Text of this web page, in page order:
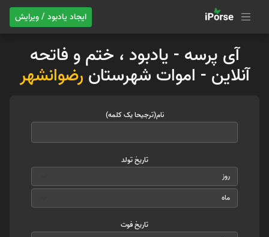
ایجاد یادبود / ویرایش
آی پرسه - یادبود ، ختم و فاتحه
آنلاین - اموات شهرستانرضوانشهر
نام(ترجیحا یک کلمه)
تاریخ تولد
تاریخ فوت